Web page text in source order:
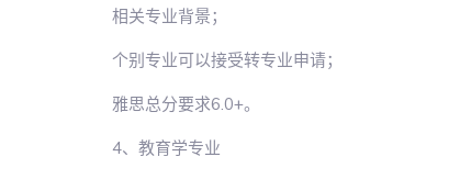
相关专业背景；
个别专业可以接受转专业申请；
雅思总分要求6.0+。
4、教育学专业